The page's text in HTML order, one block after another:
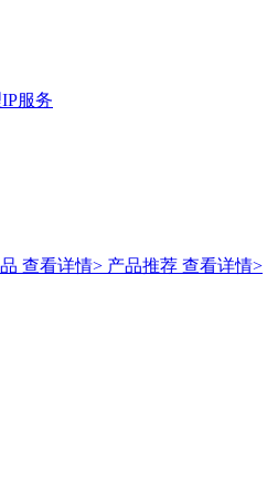
服务
查看详情> 产品推荐 查看详情>